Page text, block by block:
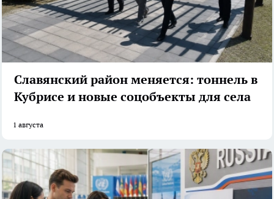
Славянский район меняется: тоннель в
Кубрисе и новые соцобъекты для села
1 августа